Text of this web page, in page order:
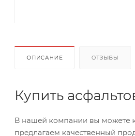
ОПИСАНИЕ ОТЗЫВЫ
Купить
В нашей компании вы можете
предлагаем качественный